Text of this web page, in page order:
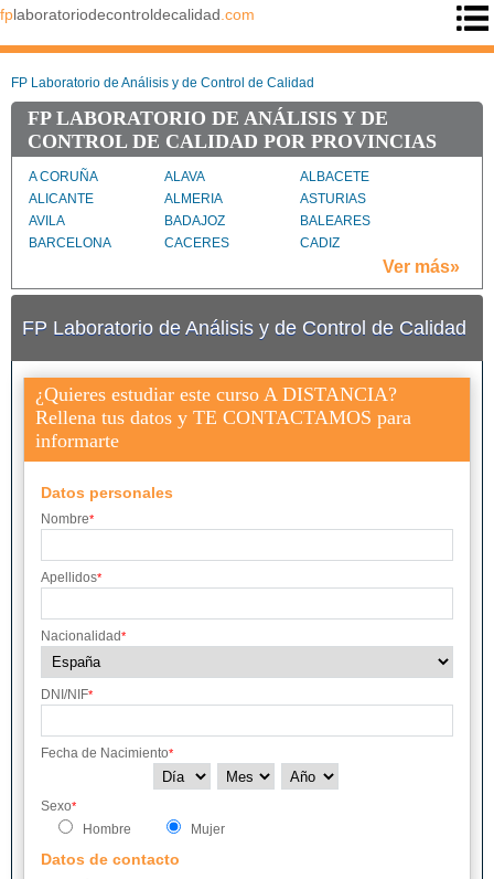
fplaboratoriodecontroldecalidad .com
FP Laboratorio de Análisis y de Control de Calidad
FP LABORATORIO DE ANÁLISIS Y DE
CONTROL DE CALIDAD POR PROVINCIAS
A CORUÑA ALAVA
ALBACETE
ALICANTE
ALMERIA
ASTURIAS
AVILA
BADAJOZ
BALEARES
BARCELONA
CACERES
CADIZ
CIUDAD REAL
CORDOBA
CUENCA
GIRONA
HUELVA
HUESCA
JAEN
MADRID
MALAGA
MURCIA
NAVARRA
PONTEVEDRA
PROVINCIA DE
CEUTA
PROVINCIA DE
MELILLA
TENERIFE
SEVILLA
VIZCAYA
ZARAGOZA
Ver más»
FP Laboratorio de Análisis y de Control de Calidad
¿Quieres estudiar este curso A DISTANCIA?
Rellena tus datos y TE CONTACTAMOS para
informarte
Datos personales
Nombre*
Apellidos*
Nacionalidad*
DNI/NIF*
Fecha de Nacimiento*
Sexo*
Hombre Mujer
Datos de contacto